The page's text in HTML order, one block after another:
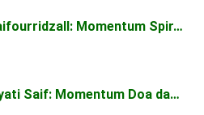
Momentum Spir…
Saif: Momentum Doa da…